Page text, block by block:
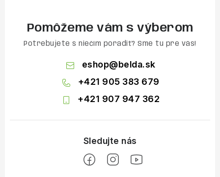
Pomôžeme vám s výberom
Potrebujete s niečím poradiť? Sme tu pre vás!
eshop@belda.sk
+421 905 383 679
+421 907 947 362